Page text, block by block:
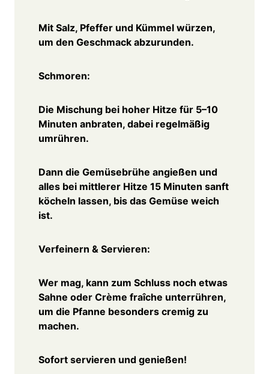
Mit Salz, Pfeffer und Kümmel würzen,
um den Geschmack abzurunden.
Schmoren:
Die Mischung bei hoher Hitze für 5–10
Minuten anbraten, dabei regelmäßig
umrühren.
Dann die Gemüsebrühe angießen und
alles bei mittlerer Hitze 15 Minuten sanft
köcheln lassen, bis das Gemüse weich
ist.
Verfeinern & Servieren:
Wer mag, kann zum Schluss noch etwas
Sahne oder Crème fraîche unterrühren,
um die Pfanne besonders cremig zu
machen.
Sofort servieren und genießen!